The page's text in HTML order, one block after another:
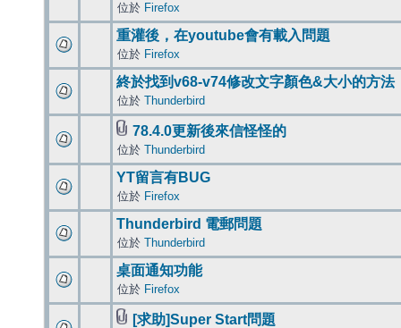
位於 Firefox
重灌後，在youtube會有載入問題
位於 Firefox
終於找到v68-v74修改文字顏色&大小的方法
位於 Thunderbird
78.4.0更新後來信怪怪的
位於 Thunderbird
YT留言有BUG
位於 Firefox
Thunderbird 電郵問題
位於 Thunderbird
桌面通知功能
位於 Firefox
[求助]Super Start問題